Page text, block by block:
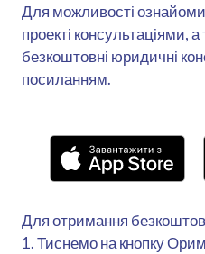
Для можливості
проекті консультаціями,
безкоштовні юридичні
посиланням.
Для отримання
1. Тиснемо на кнопку